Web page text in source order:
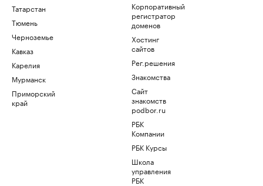
Татарстан
Тюмень
Черноземье
Кавказ
Карелия
Мурманск
Приморский
край
Корпоративный
регистратор
доменов
Хостинг
сайтов
Рег.решения
Знакомства
Сайт
знакомств
podbor.ru
РБК
Компании
РБК Курсы
Школа
управления
РБК